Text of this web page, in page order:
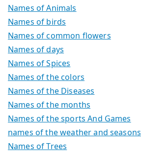
Names of Animals
Names of birds
Names of common flowers
Names of days
Names of Spices
Names of the colors
Names of the Diseases
Names of the months
Names of the sports And Games
names of the weather and seasons
Names of Trees